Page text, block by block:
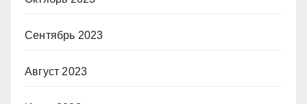
Сентябрь 2023
Август 2023